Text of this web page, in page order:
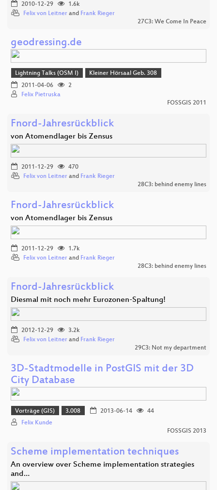
2010-12-29
1.6k
Felix von Leitner and Frank Rieger
27C3: We Come In Peace
geodressing.de
Lightning Talks (OSM I)
Kleiner Hörsaal Geb. 308
2011-04-06
2
Felix Pietruska
FOSSGIS 2011
Fnord-Jahresrückblick
von Atomendlager bis Zensus
2011-12-29
470
Felix von Leitner and Frank Rieger
28C3: behind enemy lines
Fnord-Jahresrückblick
von Atomendlager bis Zensus
2011-12-29
1.7k
Felix von Leitner and Frank Rieger
28C3: behind enemy lines
Fnord-Jahresrückblick
Diesmal mit noch mehr Eurozonen-Spaltung!
2012-12-29
3.2k
Felix von Leitner and Frank Rieger
29C3: Not my department
3D-Stadtmodelle in PostGIS mit der 3D
City Database
Vorträge (GIS) 3.008 2013-06-14
44
Felix Kunde
FOSSGIS 2013
Scheme implementation techniques
An overview over Scheme implementation strategies
and…